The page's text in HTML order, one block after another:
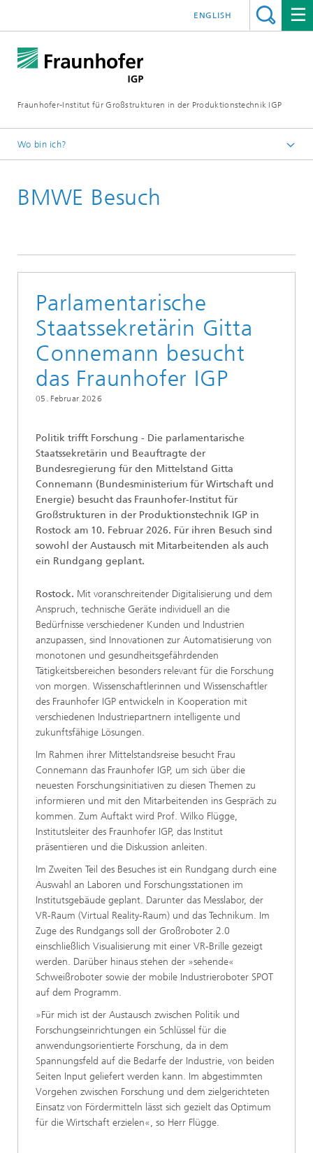
Fraunhofer-Institut für Großstrukturen in der Produktionstechnik IGP
ENGLISH
Wo bin ich?
Aktuelles
BMWE Besuch
Parlamentarische
Staatssekretärin Gitta
Connemann besucht
das Fraunhofer IGP
05. Februar 2026
Politik trifft Forschung - Die parlamentarische
Staatssekretärin und Beauftragte der
Bundesregierung für den Mittelstand Gitta
Connemann (Bundesministerium für Wirtschaft und
Energie) besucht das Fraunhofer-Institut für
Großstrukturen in der Produktionstechnik IGP in
Rostock am 10. Februar 2026. Für ihren Besuch sind
sowohl der Austausch mit Mitarbeitenden als auch
ein Rundgang geplant.
Rostock. Mit voranschreitender Digitalisierung und dem
Anspruch, technische Geräte individuell an die
Bedürfnisse verschiedener Kunden und Industrien
anzupassen, sind Innovationen zur Automatisierung von
monotonen und gesundheitsgefährdenden
Tätigkeitsbereichen besonders relevant für die Forschung
von morgen. Wissenschaftlerinnen und Wissenschaftler
des Fraunhofer IGP entwickeln in Kooperation mit
verschiedenen Industriepartnern intelligente und
zukunftsfähige Lösungen.
Im Rahmen ihrer Mittelstandsreise besucht Frau
Connemann das Fraunhofer IGP, um sich über die
neuesten Forschungsinitiativen zu diesen Themen zu
informieren und mit den Mitarbeitenden ins Gespräch zu
kommen. Zum Auftakt wird Prof. Wilko Flügge,
Institutsleiter des Fraunhofer IGP, das Institut
präsentieren und die Diskussion anleiten.
Im Zweiten Teil des Besuches ist ein Rundgang durch eine
Auswahl an Laboren und Forschungsstationen im
Institutsgebäude geplant. Darunter das Messlabor, der
VR-Raum (Virtual Reality-Raum) und das Technikum. Im
Zuge des Rundgangs soll der Großroboter 2.0
einschließlich Visualisierung mit einer VR-Brille gezeigt
werden. Darüber hinaus stehen der »sehende«
Schweißroboter sowie der mobile Industrieroboter SPOT
auf dem Programm.
»Für mich ist der Austausch zwischen Politik und
Forschungseinrichtungen ein Schlüssel für die
anwendungsorientierte Forschung, da in dem
Spannungsfeld auf die Bedarfe der Industrie, von beiden
Seiten Input geliefert werden kann. Im abgestimmten
Vorgehen zwischen Forschung und dem zielgerichteten
Einsatz von Fördermitteln lässt sich gezielt das Optimum
für die Wirtschaft erzielen«, so Herr Flügge.